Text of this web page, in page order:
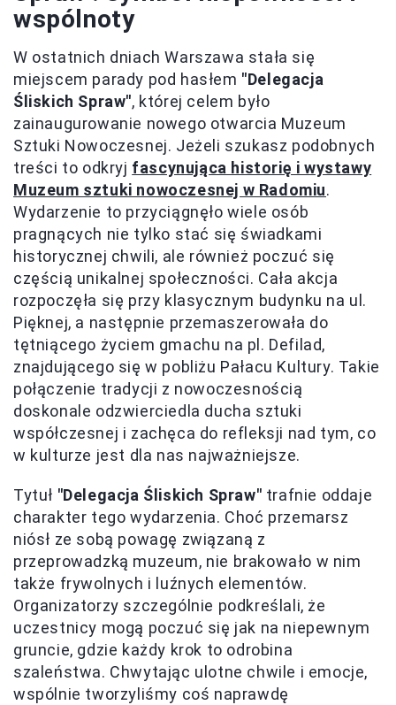
wspólnoty
W ostatnich dniach Warszawa stała się
miejscem parady pod hasłem "Delegacja
Śliskich Spraw", której celem było
zainaugurowanie nowego otwarcia Muzeum
Sztuki Nowoczesnej. Jeżeli szukasz podobnych
treści to odkryj fascynująca historię i wystawy
Muzeum sztuki nowoczesnej w Radomiu.
Wydarzenie to przyciągnęło wiele osób
pragnących nie tylko stać się świadkami
historycznej chwili, ale również poczuć się
częścią unikalnej społeczności. Cała akcja
rozpoczęła się przy klasycznym budynku na ul.
Pięknej, a następnie przemaszerowała do
tętniącego życiem gmachu na pl. Defilad,
znajdującego się w pobliżu Pałacu Kultury. Takie
połączenie tradycji z nowoczesnością
doskonale odzwierciedla ducha sztuki
współczesnej i zachęca do refleksji nad tym, co
w kulturze jest dla nas najważniejsze.
Tytuł "Delegacja Śliskich Spraw" trafnie oddaje
charakter tego wydarzenia. Choć przemarsz
niósł ze sobą powagę związaną z
przeprowadzką muzeum, nie brakowało w nim
także frywolnych i luźnych elementów.
Organizatorzy szczególnie podkreślali, że
uczestnicy mogą poczuć się jak na niepewnym
gruncie, gdzie każdy krok to odrobina
szaleństwa. Chwytając ulotne chwile i emocje,
wspólnie tworzyliśmy coś naprawdę